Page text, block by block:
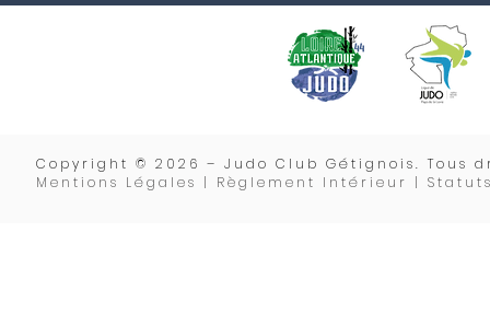
Copyrigh t © 2026 – Judo Club Gétignois. Tous
Mentions Légales | Règlement Intérieur |